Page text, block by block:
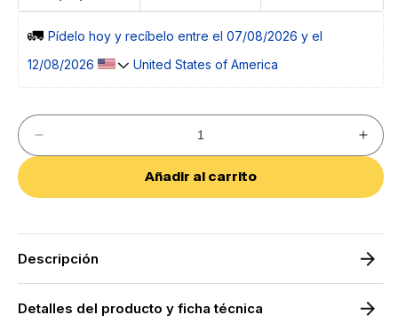
🚛 Pídelo hoy y recíbelo entre el 07/08/2026 y el
12/08/2026
United States of America
cantidad
de
Espejo
Decorativo
Redondo
Espejo
para
de
Añadir al carrito
Descripción
Detalles del producto y ficha técnica